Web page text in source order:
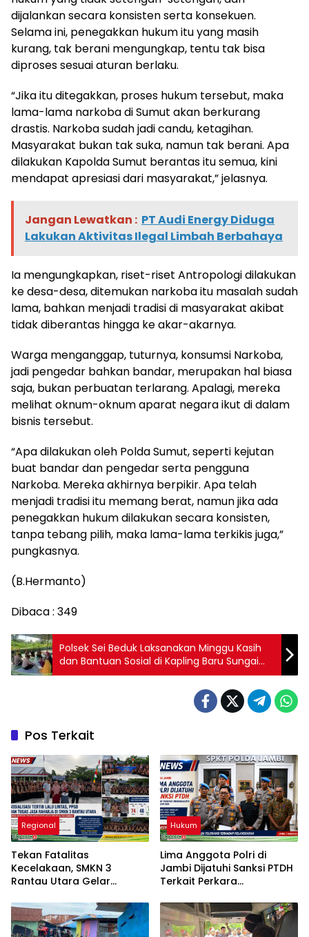
dijalankan secara konsisten serta konsekuen.
Selama ini, penegakkan hukum itu yang masih
kurang, tak berani mengungkap, tentu tak bisa
diproses sesuai aturan berlaku.
“Jika itu ditegakkan, proses hukum tersebut, maka
lama-lama narkoba di Sumut akan berkurang
drastis. Narkoba sudah jadi candu, ketagihan.
Masyarakat bukan tak suka, namun tak berani. Apa
dilakukan Kapolda Sumut berantas itu semua, kini
mendapat apresiasi dari masyarakat,” jelasnya.
Jangan Lewatkan : PT Audi Energy Diduga
Lakukan Aktivitas Ilegal Limbah Berbahaya
Ia mengungkapkan, riset-riset Antropologi dilakukan
ke desa-desa, ditemukan narkoba itu masalah sudah
lama, bahkan menjadi tradisi di masyarakat akibat
tidak diberantas hingga ke akar-akarnya.
Warga menganggap, tuturnya, konsumsi Narkoba,
jadi pengedar bahkan bandar, merupakan hal biasa
saja, bukan perbuatan terlarang. Apalagi, mereka
melihat oknum-oknum aparat negara ikut di dalam
bisnis tersebut.
“Apa dilakukan oleh Polda Sumut, seperti kejutan
buat bandar dan pengedar serta pengguna
Narkoba. Mereka akhirnya berpikir. Apa telah
menjadi tradisi itu memang berat, namun jika ada
penegakkan hukum dilakukan secara konsisten,
tanpa tebang pilih, maka lama-lama terkikis juga,”
pungkasnya.
(B.Hermanto)
Dibaca : 349
Polsek Sei Beduk Laksanakan Minggu Kasih
dan Bantuan Sosial di Kapling Baru Sungai
Daun Kelurahan Tanjung Piayu
Pos Terkait
Regional
Tekan Fatalitas
Kecelakaan, SMKN 3
Rantau Utara Gelar
Lintas dan PPGD
Hukum
Lima Anggota Polri di
Jambi Dijatuhi Sanksi PTDH
Terkait Perkara